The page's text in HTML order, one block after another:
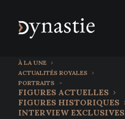
À LA UNE
ACTUALITÉS ROYALES
PORTRAITS
FIGURES ACTUELLES
FIGURES HISTORIQUES
INTERVIEW EXCLUSIVES